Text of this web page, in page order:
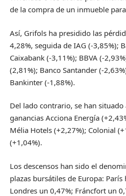
de la compra de un inmueble
Así, Grifols ha presidido las
4,28%, seguida de IAG (-3,85%);
Caixabank (-3,11%); BBVA (-
(2,81%); Banco Santander (-
Bankinter (-1,88%).
Del lado contrario, se han situado
ganancias Acciona Energía
Mélia Hotels (+2,27%); Colonial
(+1,04%).
Los descensos han sido el
plazas bursátiles de Europa:
Londres un 0,47%; Fráncfort un